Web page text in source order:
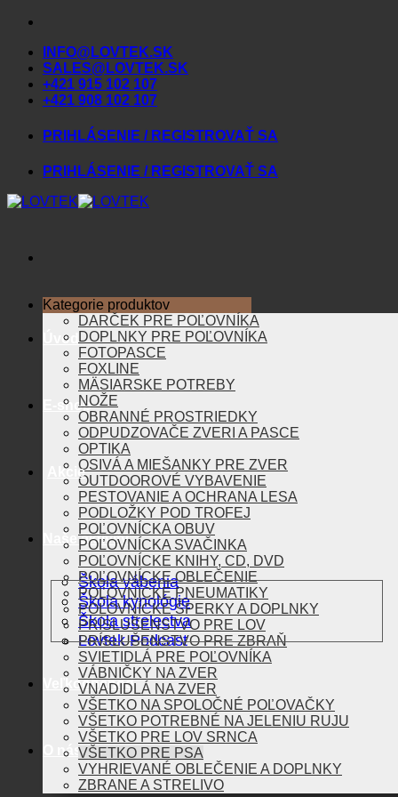
Skip
contentINFO@LOVTEK.SK
SALES@LOVTEK.SK
+421 915 102 107
+421 908 102 107
PRIHLÁSENIE / REGISTROVAŤ SA
PRIHLÁSENIE / REGISTROVAŤ SA
Úvod
E-shop
Akcie
Naše aktivity
Škola vábenia
Škola kynológie
Škola strelectva
Lovtek Podcast
Veľkoobchod
O nás
Kategorie produktov
DARČEK PRE POĽOVNÍKA
DOPLNKY PRE POĽOVNÍKA
FOTOPASCE
FOXLINE
MÄSIARSKE POTREBY
NOŽE
OBRANNÉ PROSTRIEDKY
ODPUDZOVAČE ZVERI A PASCE
OPTIKA
OSIVÁ A MIEŠANKY PRE ZVER
OUTDOOROVÉ VYBAVENIE
PESTOVANIE A OCHRANA LESA
PODLOŽKY POD TROFEJ
POĽOVNÍCKA OBUV
POĽOVNÍCKA SVAČINKA
POĽOVNÍCKE KNIHY, CD, DVD
POĽOVNÍCKE OBLEČENIE
POĽOVNÍCKE PNEUMATIKY
POĽOVNÍCKE ŠPERKY A DOPLNKY
PRÍSLUŠENSTVO PRE LOV
PRÍSLUŠENSTVO PRE ZBRAŇ
SVIETIDLÁ PRE POĽOVNÍKA
VÁBNIČKY NA ZVER
VNADIDLÁ NA ZVER
VŠETKO NA SPOLOČNÉ POĽOVAČKY
VŠETKO POTREBNÉ NA JELENIU RUJU
VŠETKO PRE LOV SRNCA
VŠETKO PRE PSA
VYHRIEVANÉ OBLEČENIE A DOPLNKY
ZBRANE A STRELIVO